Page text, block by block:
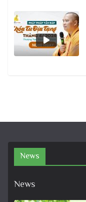
News
News